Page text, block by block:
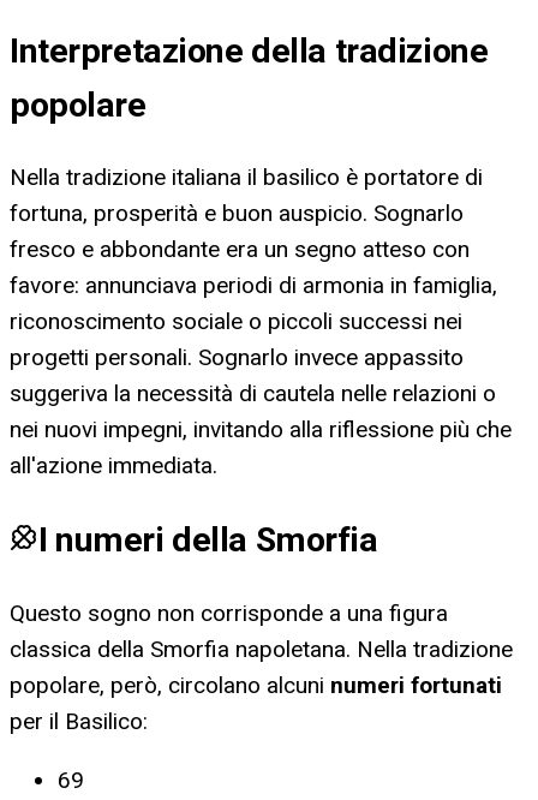
Interpretazione della tradizione
popolare
Nella tradizione italiana il basilico è portatore di
fortuna, prosperità e buon auspicio. Sognarlo
fresco e abbondante era un segno atteso con
favore: annunciava periodi di armonia in famiglia,
riconoscimento sociale o piccoli successi nei
progetti personali. Sognarlo invece appassito
suggeriva la necessità di cautela nelle relazioni o
nei nuovi impegni, invitando alla riflessione più che
all'azione immediata.
I numeri della Smorfia
Questo sogno non corrisponde a una figura
classica della Smorfia napoletana. Nella tradizione
popolare, però, circolano alcuni numeri fortunati
per il Basilico:
69